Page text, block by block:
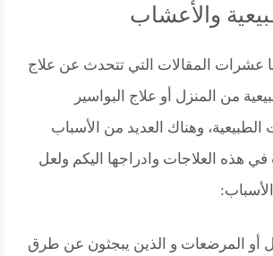
والأعشاب
عشرات المقالات التي تتحدث عن علاج
من المنزل أو علاج البواسير
الطبيعية، وهناك العديد من الأسباب
في هذه العلاجات وادراجها اليكم ولعل
أو المرضعات و الذين يبجثون عن طرق